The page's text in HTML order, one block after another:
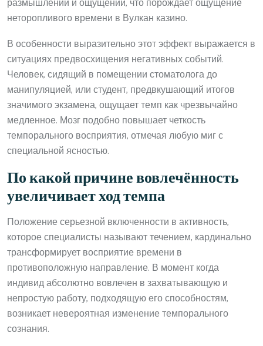
неторопливого времени в Вулкан казино.
В особенности выразительно этот эффект выражается в
ситуациях предвосхищения негативных событий.
Человек, сидящий в помещении стоматолога до
манипуляцией, или студент, предвкушающий итогов
значимого экзамена, ощущает темп как чрезвычайно
медленное. Мозг подобно повышает четкость
темпорального восприятия, отмечая любую миг с
специальной ясностью.
По какой причине вовлечённость
увеличивает ход темпа
Положение серьезной включенности в активность,
которое специалисты называют течением, кардинально
трансформирует восприятие времени в
противоположную направление. В момент когда
индивид абсолютно вовлечен в захватывающую и
непростую работу, подходящую его способностям,
возникает невероятная изменение темпорального
сознания.